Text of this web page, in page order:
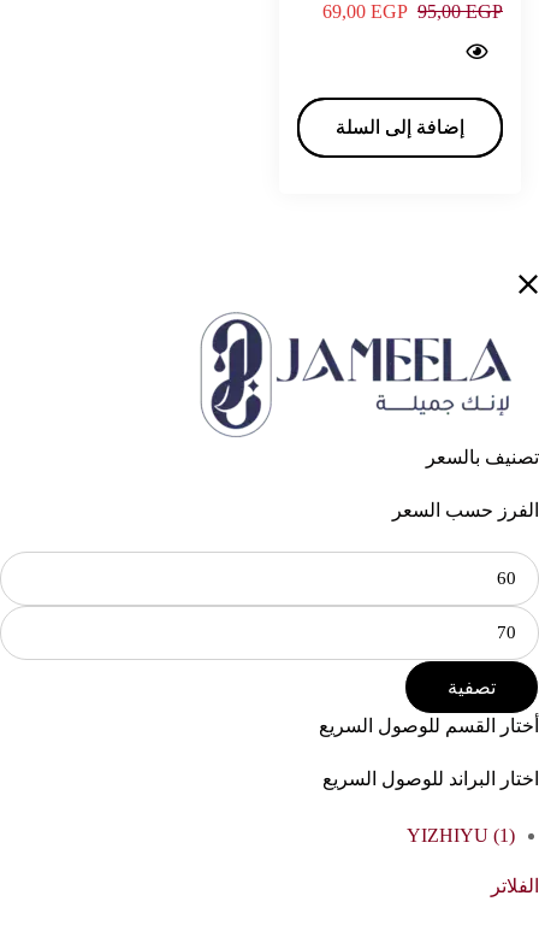
تصنيف بالسعر
الفرز حسب السعر
تصفية
أختار القسم للوصول السريع
اختار البراند للوصول السريع
YIZHIYU (1)
الفلاتر
95,00EGP
69,00 EGP
إضافة إلى السلة
New Cleaning puff Face care 1 p - YIZHIYU…
إضافة إلى السلة